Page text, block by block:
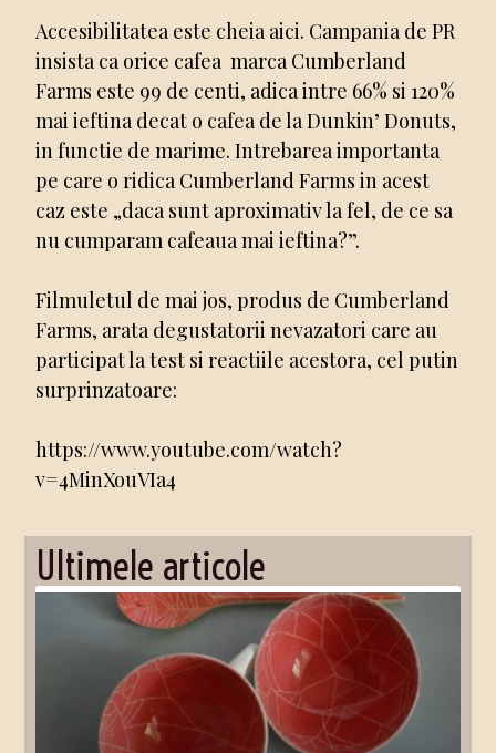
Accesibilitatea este cheia aici. Campania de PR
insista ca orice cafea marca Cumberland
Farms este 99 de centi, adica intre 66% si 120%
mai ieftina decat o cafea de la Dunkin’ Donuts,
in functie de marime. Intrebarea importanta
pe care o ridica Cumberland Farms in acest
caz este „daca sunt aproximativ la fel, de ce sa
nu cumparam cafeaua mai ieftina?”.
Filmuletul de mai jos, produs de Cumberland
Farms, arata degustatorii nevazatori care au
participat la test si reactiile acestora, cel putin
surprinzatoare:
https://www.youtube.com/watch?
v=4MinXouVIa4
Ultimele articole